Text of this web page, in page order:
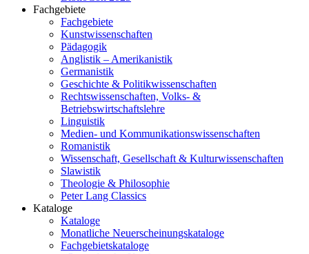
Fachgebiete
Fachgebiete
Kunstwissenschaften
Pädagogik
Anglistik – Amerikanistik
Germanistik
Geschichte & Politikwissenschaften
Rechtswissenschaften, Volks- &
Betriebswirtschaftslehre
Linguistik
Medien- und Kommunikationswissenschaften
Romanistik
Wissenschaft, Gesellschaft & Kulturwissenschaften
Slawistik
Theologie & Philosophie
Peter Lang Classics
Kataloge
Kataloge
Monatliche Neuerscheinungskataloge
Fachgebietskataloge